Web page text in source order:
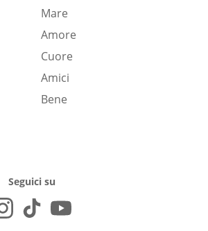
Mare
Amore
Cuore
Amici
Bene
Seguici su